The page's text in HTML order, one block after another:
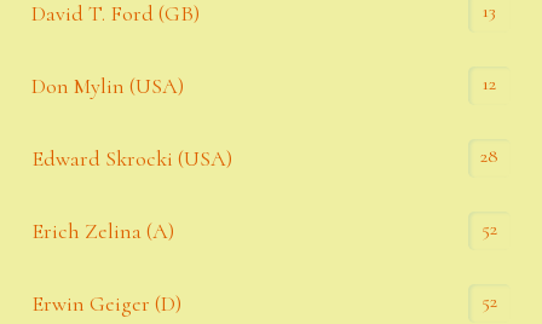
David T. Ford (GB) 13
Don Mylin (USA) 12
Edward Skrocki (USA) 28
Erich Zelina (A) 52
Erwin Geiger (D) 52